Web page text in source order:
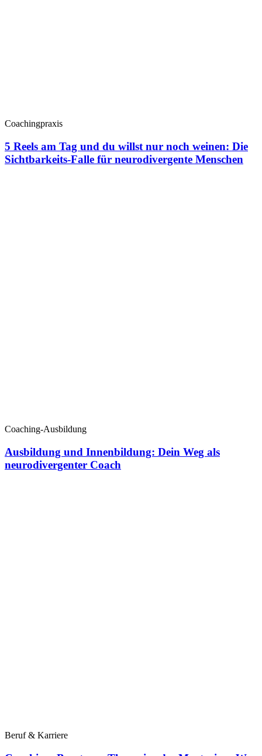
Coachingpraxis
5 Reels am Tag und du willst nur noch weinen: Die
Sichtbarkeits-Falle für neurodivergente Menschen
Coaching-Ausbildung
Ausbildung und Innenbildung: Dein Weg als
neurodivergenter Coach
Beruf & Karriere